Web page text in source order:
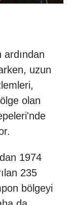
ardından
uzun
olan
1974
235
bölgeyi